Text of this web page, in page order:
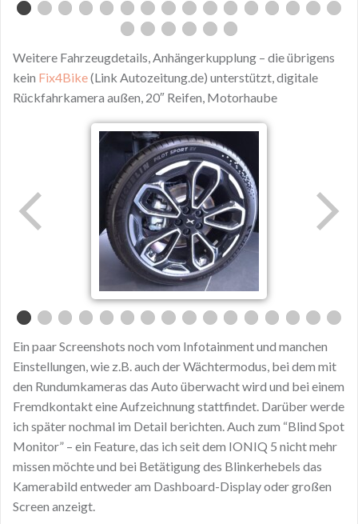
Weitere Fahrzeugdetails, Anhängerkupplung – die übrigens
kein Fix4Bike(Link Autozeitung.de) unterstützt, digitale
Rückfahrkamera außen, 20″ Reifen, Motorhaube
Ein paar Screenshots noch vom Infotainment und manchen
Einstellungen, wie z.B. auch der Wächtermodus, bei dem mit
den Rundumkameras das Auto überwacht wird und bei einem
Fremdkontakt eine Aufzeichnung stattfindet. Darüber werde
ich später nochmal im Detail berichten. Auch zum “Blind Spot
Monitor” – ein Feature, das ich seit dem IONIQ 5 nicht mehr
missen möchte und bei Betätigung des Blinkerhebels das
Kamerabild entweder am Dashboard-Display oder großen
Screen anzeigt.